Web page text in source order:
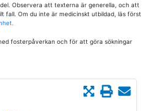
Observera att texterna är generella, och att
fall. Om du inte är medicinskt utbildad, läs först
fosterpåverkan och för att göra sökningar